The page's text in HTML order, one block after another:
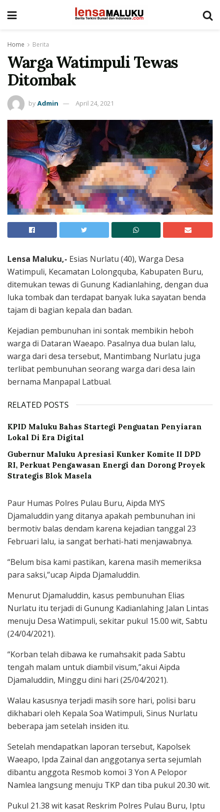
Home Berita
Warga Watimpuli Tewas
Ditombak
byAdmin April 24, 2021
Lensa Maluku,- Esias Nurlatu (40), Warga Desa
Watimpuli, Kecamatan Lolongquba, Kabupaten Buru,
ditemukan tewas di Gunung Kadianlahing, dengan dua
luka tombak dan terdapat banyak luka sayatan benda
tajam di bagian kepala dan badan.
Kejadian pembunuhan ini sontak membikin heboh
warga di Dataran Waeapo. Pasalnya dua bulan lalu,
warga dari desa tersebut, Mantimbang Nurlatu juga
terlibat pembunuhan seorang warga dari desa lain
bernama Manpapal Latbual.
RELATED POSTS
KPID Maluku Bahas Startegi Penguatan Penyiaran
Lokal Di Era Digital
Gubernur Maluku Apresiasi Kunker Komite II DPD
RI, Perkuat Pengawasan Energi dan Dorong Proyek
Strategis Blok Masela
Paur Humas Polres Pulau Buru, Aipda MYS
Djamaluddin yang ditanya apakah pembunuhan ini
bermotiv balas dendam karena kejadian tanggal 23
Februari lalu, ia sangat berhati-hati menjawabnya.
“Belum bisa kami pastikan, karena masih memeriksa
para saksi,”ucap Aipda Djamaluddin.
Menurut Djamaluddin, kasus pembunuhan Elias
Nurlatu itu terjadi di Gunung Kadianlahing Jalan Lintas
menuju Desa Watimpuli, sekitar pukul 15.00 wit, Sabtu
(24/04/2021).
“Korban telah dibawa ke rumahsakit pada Sabtu
tengah malam untuk diambil visum,”akui Aipda
Djamaluddin, Minggu dini hari (25/04/2021).
Walau kasusnya terjadi masih sore hari, polisi baru
dikhabari oleh Kepala Soa Watimpuli, Sinus Nurlatu
beberapa jam setelah insiden itu.
Setelah mendapatkan laporan tersebut, Kapolsek
Waeapo, Ipda Zainal dan anggotanya serta sejumlah
dibantu anggota Resmob komoi 3 Yon A Pelopor
Namlea langsung menuju TKP dan tiba pukul 20.30 wit.
Pukul 21.38 wit kasat Reskrim Polres Pulau Buru, Iptu